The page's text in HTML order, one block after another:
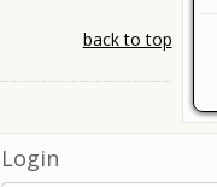
back to top
Login